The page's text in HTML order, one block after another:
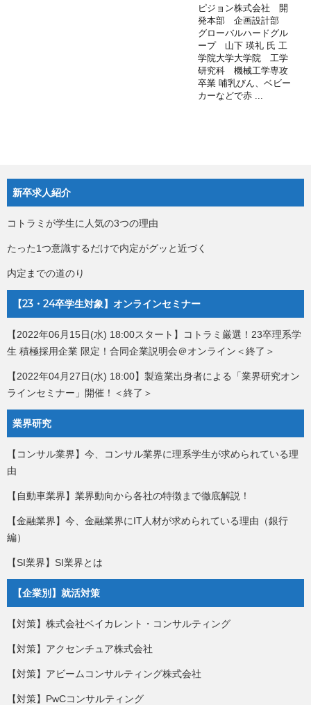
ピジョン株式会社 開
発本部 企画設計部
グローバルハードグル
ープ 山下 瑛礼 氏 工
学院大学大学院 工学
研究科 機械工学専攻
卒業 哺乳びん、ベビー
カーなどで赤 ...
新卒求人紹介
コトラミが学生に人気の3つの理由
たった1つ意識するだけで内定がグッと近づく
内定までの道のり
【23・24卒学生対象】オンラインセミナー
【2022年06月15日(水) 18:00スタート】コトラミ厳選！23卒理系学
生 積極採用企業 限定！合同企業説明会＠オンライン＜終了＞
【2022年04月27日(水) 18:00】製造業出身者による「業界研究オン
ラインセミナー」開催！＜終了＞
業界研究
【コンサル業界】今、コンサル業界に理系学生が求められている理
由
【自動車業界】業界動向から各社の特徴まで徹底解説！
【金融業界】今、金融業界にIT人材が求められている理由（銀行
編）
【SI業界】SI業界とは
【企業別】就活対策
【対策】株式会社ベイカレント・コンサルティング
【対策】アクセンチュア株式会社
【対策】アビームコンサルティング株式会社
【対策】PwCコンサルティング